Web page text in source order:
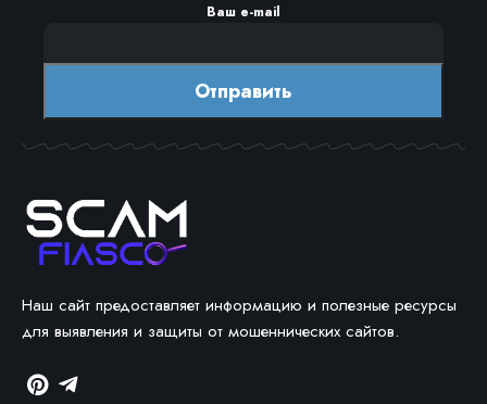
Ваш e-mail
Наш сайт предоставляет информацию и полезные ресурсы
для выявления и защиты от мошеннических сайтов.